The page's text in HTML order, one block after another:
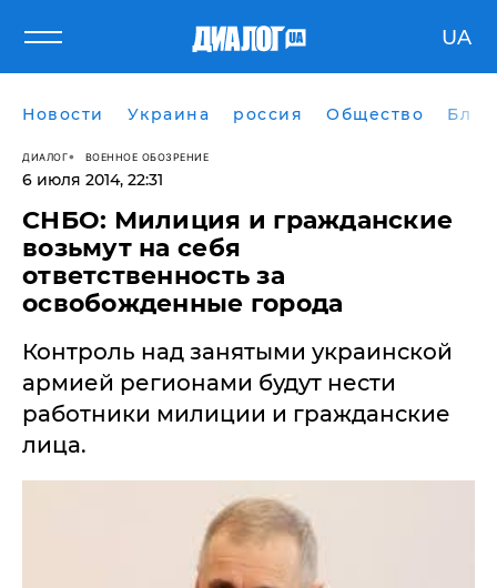
UA
Новости Украина россия Общество
ДИАЛОГ ВОЕННОЕ ОБОЗРЕНИЕ
6 июля 2014, 22:31
СНБО: Милиция и гражданские
возьмут на себя
ответственность за
освобожденные города
Контроль над занятыми украинской
армией регионами будут нести
работники милиции и гражданские
лица.